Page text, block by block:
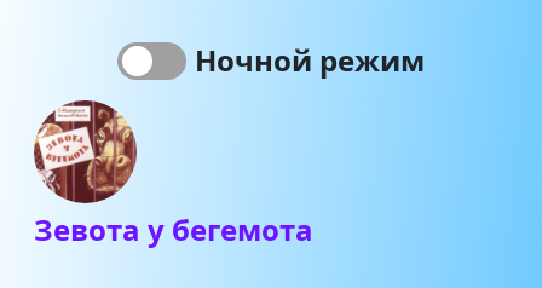
Ночной режим
Зевота у бегемота